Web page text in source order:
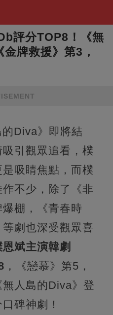
評分TOP8！《無
牌救援》第3，
Diva》即將結
引觀眾追看，樸
吸睛焦點，而樸
不少，除了《非
棚，《青春時
劇也深受觀眾喜
恩斌主演韓劇
，《戀慕》第5，
無人島的Diva》登
碑神劇！